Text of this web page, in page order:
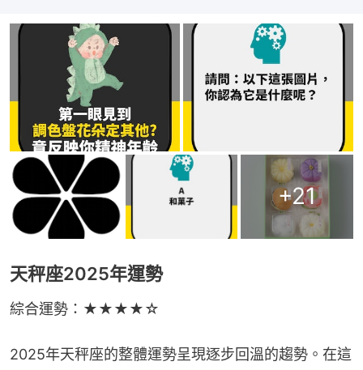
+21
天秤座2025年運勢
綜合運勢：★★★★☆
2025年天秤座的整體運勢呈現逐步回溫的趨勢。在這